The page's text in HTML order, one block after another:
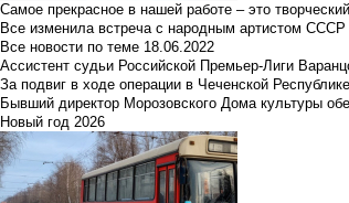
Самое прекрасное в нашей работе – это
Все изменила встреча с народным артистом
Все новости по теме 18.06.2022
Ассистент судьи Российской Премьер-Лиги
За подвиг в ходе операции в Чеченской
Бывший директор Морозовского Дома культуры
Новый год 2026